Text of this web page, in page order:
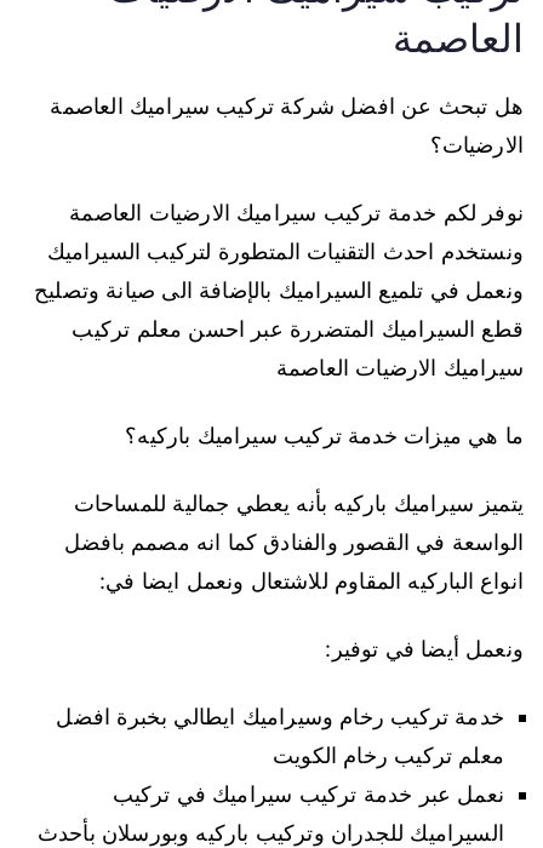
العاصمة
هل تبحث عن افضل شركة تركيب سيراميك العاصمة
الارضيات؟
نوفر لكم خدمة تركيب سيراميك الارضيات العاصمة
ونستخدم احدث التقنيات المتطورة لتركيب السيراميك
ونعمل في تلميع السيراميك بالإضافة الى صيانة وتصليح
قطع السيراميك المتضررة عبر احسن معلم تركيب
سيراميك الارضيات العاصمة
ما هي ميزات خدمة تركيب سيراميك باركيه؟
يتميز سيراميك باركيه بأنه يعطي جمالية للمساحات
الواسعة في القصور والفنادق كما انه مصمم بافضل
انواع الباركيه المقاوم للاشتعال ونعمل ايضا في:
ونعمل أيضا في توفير:
خدمة تركيب رخام وسيراميك ايطالي بخبرة افضل
معلم تركيب رخام الكويت
نعمل عبر خدمة تركيب سيراميك في تركيب
السيراميك للجدران وتركيب باركيه وبورسلان بأحدث